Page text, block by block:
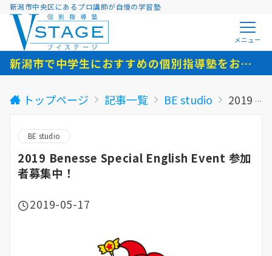
新潟市中央区にあるプロ講師が自慢の学習塾
メニュー
新潟市で中学生におすすめの個別指導塾をお探しの方へ
トップページ 記事一覧 BE studio 2019 Benesse Special English Event 参加者募集中！
BE studio
2019 Benesse Special English Event 参加
者募集中！
2019-05-17